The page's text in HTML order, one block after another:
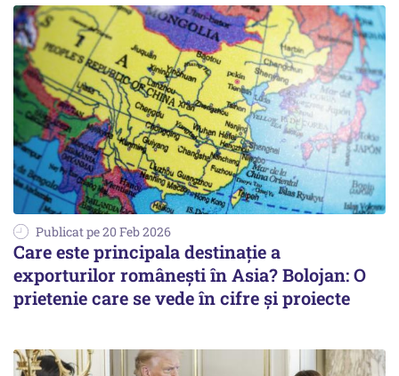
Publicat pe 20 Feb 2026
Care este principala destinație a
exporturilor românești în Asia? Bolojan: O
prietenie care se vede în cifre și proiecte